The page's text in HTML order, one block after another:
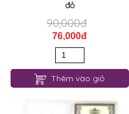
đỏ
90,000đ
76,000đ
Thêm vào giỏ